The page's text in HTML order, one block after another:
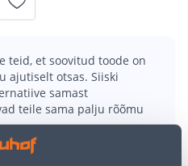
teid, et soovitud toode on
ajutiselt otsas. Siiski
samast
teile sama palju rõõmu
siin lõppema - oma